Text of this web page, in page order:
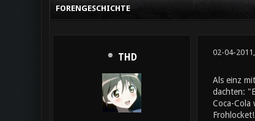
FORENGESCHICHTE
THD 02-04-
Als einz
dachten:
Coca-Cola